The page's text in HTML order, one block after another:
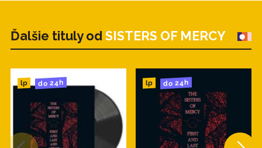
Ďalšie tituly od SISTERS OF MERCY
lp do 24h lp do 24h